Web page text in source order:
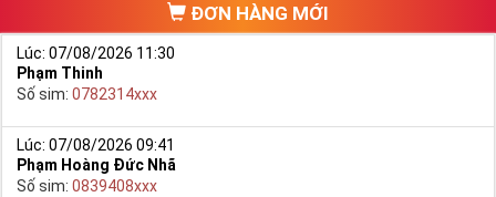
ĐƠN HÀNG MỚI
Lúc: 07/08/2026 11:30
Phạm Thinh
Số sim: 0782314xxx
Lúc: 07/08/2026 09:41
Phạm Hoàng Đức Nhã
Số sim: 0839408xxx